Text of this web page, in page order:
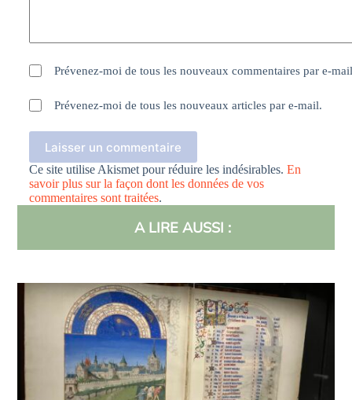
Prévenez-moi de tous les nouveaux commentaires par e-
Prévenez-moi de tous les nouveaux articles par e-mail.
Laisser un commentaire
Ce site utilise Akismet pour réduire les indésirables.En
savoir plus sur la façon dont les données de vos
commentaires sont traitées.
A LIRE AUSSI :